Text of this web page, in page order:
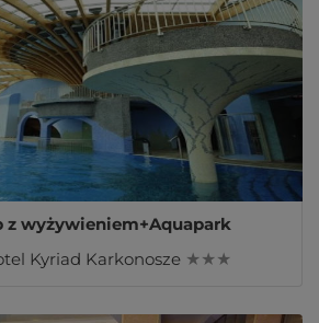
z wyżywieniem+Aquapark
Kyriad Karkonosze ★ ★ ★